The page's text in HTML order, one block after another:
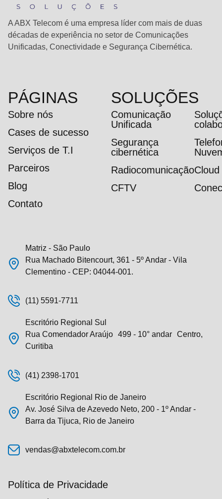
A ABX Telecom é uma empresa líder com mais de duas
décadas de experiência no setor de Comunicações
Unificadas, Conectividade e Segurança Cibernética.
PÁGINAS
Sobre nós
Cases de sucesso
Serviços de T.I
Parceiros
Blog
Contato
SOLUÇÕES
Comunicação
Unificada
Segurança
cibernética
RadiocomunicaçãoCloud
CFTV
Matriz - São Paulo
Rua Machado Bitencourt, 361 - 5º Andar - Vila
Clementino - CEP: 04044-001.
(11) 5591-7711
Escritório Regional Sul
Rua Comendador Araújo 499 - 10° andar Centro,
Curitiba
(41) 2398-1701
Escritório Regional Rio de Janeiro
Av. José Silva de Azevedo Neto, 200 - 1º Andar -
Barra da Tijuca, Rio de Janeiro
vendas@abxtelecom.com.br
Política de Privacidade